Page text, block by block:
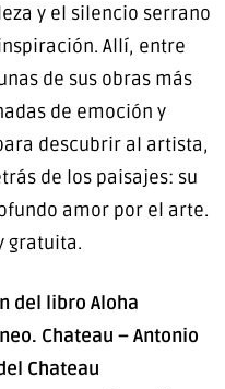
y el silencio serrano
Allí, entre
de sus obras más
de emoción y
descubrir al artista,
de los paisajes: su
amor por el arte.
gratuita.
del libro Aloha
Chateau – Antonio
Chateau